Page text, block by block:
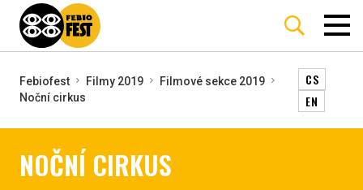
Febiofest Filmy 2019
Filmové sekce 2019
Noční cirkus
CS
EN
NOČNÍ CIRKUS